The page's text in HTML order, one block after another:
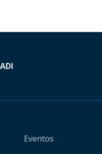
Eventos